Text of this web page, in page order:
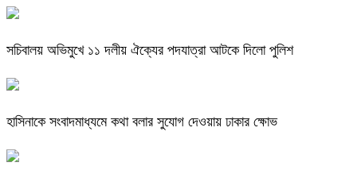
সচিবালয় অভিমুখে ১১ দলীয় ঐক্যের পদযাত্রা আটকে দিলো পুলিশ
হাসিনাকে সংবাদমাধ্যমে কথা বলার সুযোগ দেওয়ায় ঢাকার ক্ষোভ